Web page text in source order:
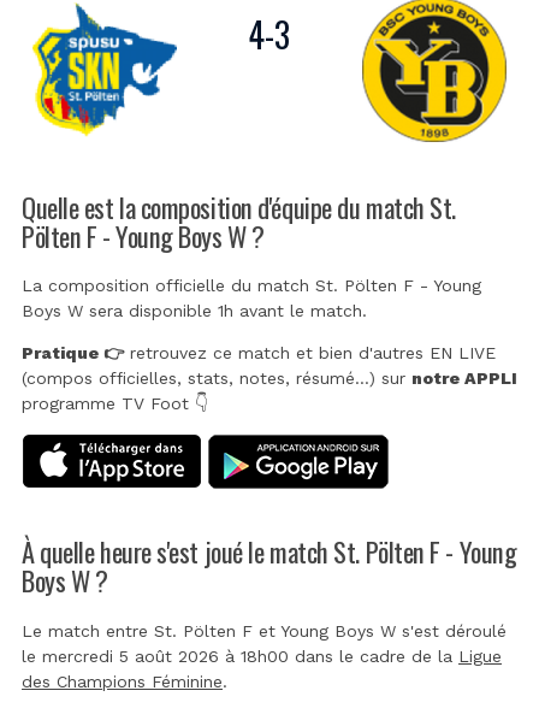
4-3
Quelle est la composition d'équipe du match St.
Pölten F - Young Boys W ?
La composition officielle du match St. Pölten F - Young
Boys W sera disponible 1h avant le match.
Pratique 👉retrouvez ce match et bien d'autres EN LIVE
(compos officielles, stats, notes, résumé...) sur notre APPLI
programme TV Foot 👇
À quelle heure s'est joué le match St. Pölten F - Young
Boys W ?
Le match entre St. Pölten F et Young Boys W s'est déroulé
le mercredi 5 août 2026 à 18h00 dans le cadre de la Ligue
des Champions Féminine.